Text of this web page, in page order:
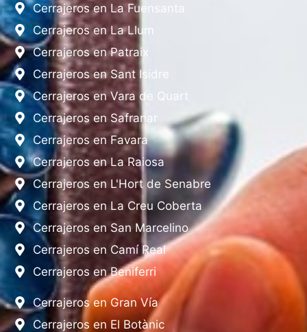
Cerrajeros en La Fuensanta
Cerrajeros en La Llum
Cerrajeros en Patraix
Cerrajeros en Sant Isidre
Cerrajeros en Vara de Quart
Cerrajeros en Safranar
Cerrajeros en Favara
Cerrajeros en La Raiosa
Cerrajeros en L'Hort de Senabre
Cerrajeros en La Creu Coberta
Cerrajeros en San Marcelino
Cerrajeros en Camí Real
Cerrajeros en Beniferri
Cerrajeros en Gran Vía
Cerrajeros en El Botànic